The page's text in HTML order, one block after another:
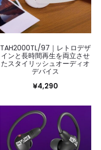
TAH2000TL/97｜レトロデザ
インと長時間再生を両立させ
たスタイリッシュオーディオ
デバイス
¥4,290